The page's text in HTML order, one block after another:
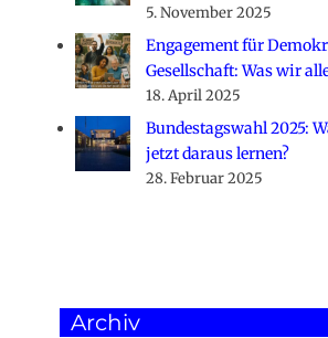
5. November 2025
Engagement für
Gesellschaft: Was wir
18. April 2025
Bundestagswahl 2025:
jetzt daraus lernen?
28. Februar 2025
Archiv